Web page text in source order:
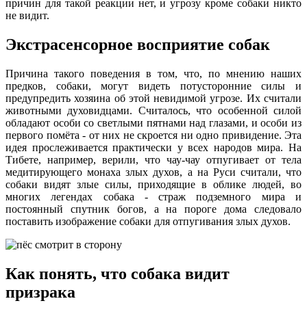
причин для такой реакции нет, и угрозу кроме собаки никто
не видит.
Экстрасенсорное восприятие собак
Причина такого поведения в том, что, по мнению наших
предков, собаки, могут видеть потусторонние силы и
предупредить хозяина об этой невидимой угрозе. Их считали
животными духовидцами. Считалось, что особенной силой
обладают особи со светлыми пятнами над глазами, и особи из
первого помёта - от них не скроется ни одно привидение. Эта
идея прослеживается практически у всех народов мира. На
Тибете, например, верили, что чау-чау отпугивает от тела
медитирующего монаха злых духов, а на Руси считали, что
собаки видят злые силы, приходящие в облике людей, во
многих легендах собака - страж подземного мира и
постоянный спутник богов, а на пороге дома следовало
поставить изображение собаки для отпугивания злых духов.
Как понять, что собака видит
призрака